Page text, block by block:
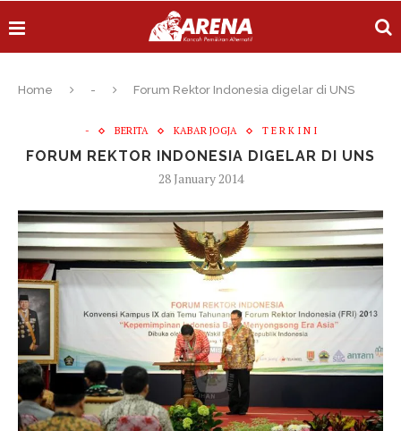
Home - Forum Rektor Indonesia digelar di UNS
- BERITA KABAR JOGJA T E R K I N I
FORUM REKTOR INDONESIA DIGELAR DI UNS
28 January 2014